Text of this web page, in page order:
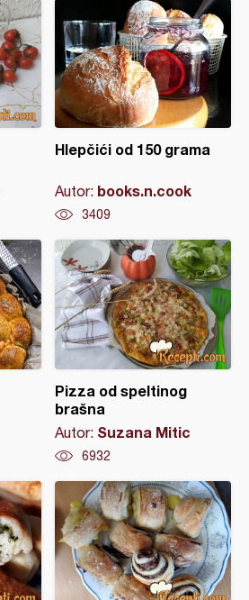
Hlepčići od 150 grama
Autor: books.n.cook
3409
Pizza od speltinog
brašna
Autor: Suzana Mitic
6932